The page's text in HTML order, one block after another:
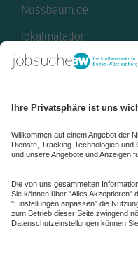
Nussbaum.de
lokalmatador
kaufinBW
NussbaumID
Nussbaum Medien